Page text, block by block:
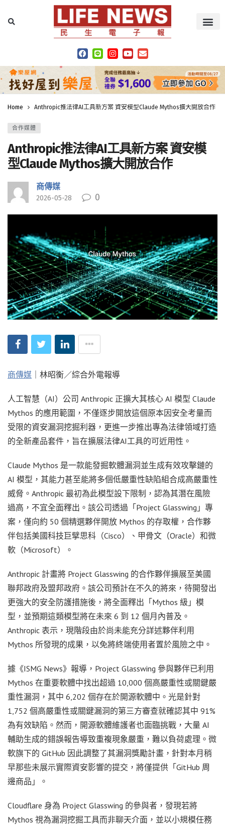
Home Anthropic推法律AI工具新方案 資安模型Claude Mythos擴大開放合作
合作媒體
Anthropic推法律AI工具新方案 資安模
型Claude Mythos擴大開放合作
商傳媒
2026-05-28 0
商傳媒 ｜林昭衡／綜合外電報導
人工智慧（AI）公司 Anthropic 正擴大其核心 AI 模型 Claude
Mythos 的應用範圍，不僅逐步開放這個原本因安全考量而
受限的資安漏洞挖掘利器，更進一步推出專為法律領域打造
的全新產品套件，旨在擴展法律AI工具的可近用性。
Claude Mythos 是一款能發掘軟體漏洞並生成有效攻擊鏈的
AI 模型，其能力甚至能將多個低嚴重性缺陷組合成高嚴重性
威脅。Anthropic 最初為此模型設下限制，認為其潛在風險
過高，不宜全面釋出。該公司透過「Project Glasswing」專
案，僅向約 50 個精選夥伴開放 Mythos 的存取權，合作夥
伴包括美國科技巨擘思科（Cisco）、甲骨文（Oracle）和微
軟（Microsoft）。
Anthropic 計畫將 Project Glasswing 的合作夥伴擴展至美國
聯邦政府及盟邦政府。該公司預計在不久的將來，待開發出
更強大的安全防護措施後，將全面釋出「Mythos 級」模
型，並預期這類模型將在未來 6 到 12 個月內普及。
Anthropic 表示，現階段由於尚未能充分詳述夥伴利用
Mythos 所發現的成果，以免將終端使用者置於風險之中。
據《ISMG News》報導，Project Glasswing 參與夥伴已利用
Mythos 在重要軟體中找出超過 10,000 個高嚴重性或關鍵嚴
重性漏洞，其中 6,202 個存在於開源軟體中。光是針對
1,752 個高嚴重性或關鍵漏洞的第三方審查就確認其中 91%
為有效缺陷。然而，開源軟體維護者也面臨挑戰，大量 AI
輔助生成的錯誤報告導致重複現象嚴重，難以負荷處理。微
軟旗下的 GitHub 因此調整了其漏洞獎勵計畫，針對本月稍
早那些未展示實際資安影響的提交，將僅提供「GitHub 周
邊商品」。
Cloudflare 身為 Project Glasswing 的參與者，發現若將
Mythos 視為漏洞挖掘工具而非聊天介面，並以小規模任務